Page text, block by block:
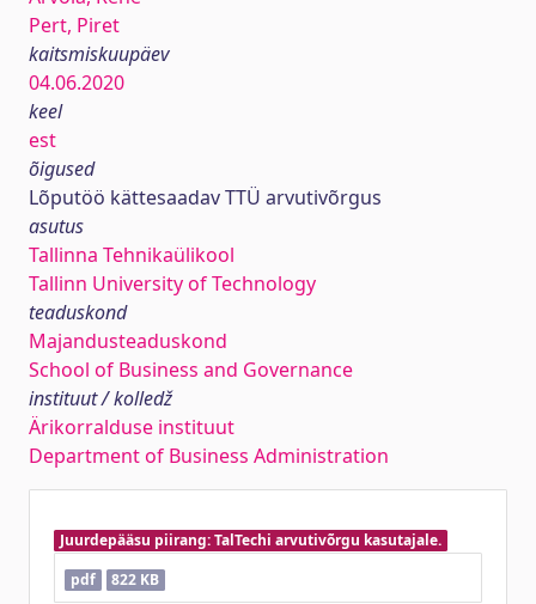
Pert, Piret
kaitsmiskuupäev
04.06.2020
keel
est
õigused
Lõputöö kättesaadav TTÜ arvutivõrgus
asutus
Tallinna Tehnikaülikool
Tallinn University of Technology
teaduskond
Majandusteaduskond
School of Business and Governance
instituut / kolledž
Ärikorralduse instituut
Department of Business Administration
Juurdepääsu piirang: TalTechi arvutivõrgu kasutajale.
pdf
822 KB